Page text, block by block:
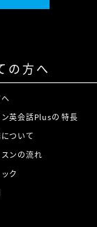
の方へ
英会話Plusの 特長
ついて
ンの流れ
ク